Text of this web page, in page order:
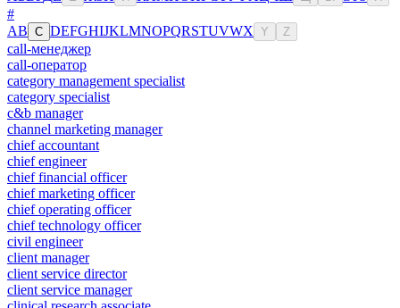
#
AB C DEFGHIJKLMNOPQRSTUVWX Y Z
call-менеджер
call-оператор
category management specialist
category specialist
c&b manager
channel marketing manager
chief accountant
chief engineer
chief financial officer
chief marketing officer
chief operating officer
chief technology officer
civil engineer
client manager
client service director
client service manager